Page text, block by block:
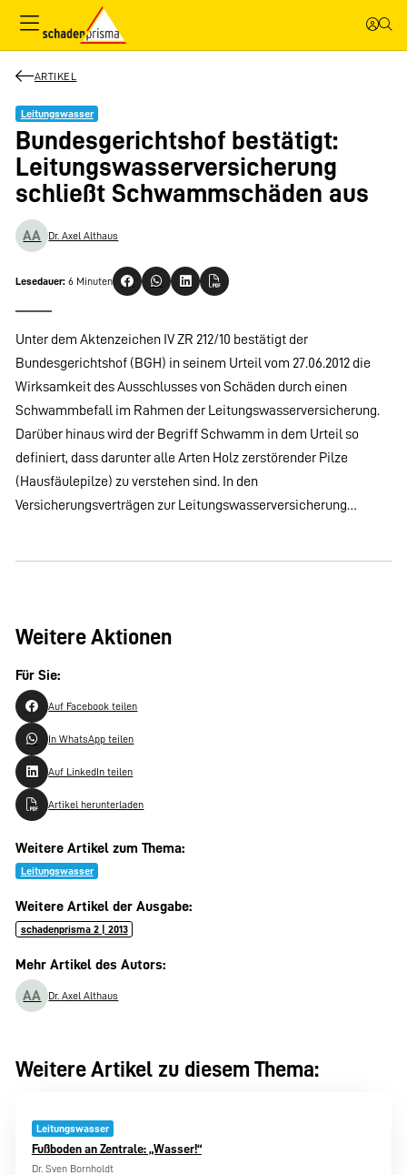
ARTIKEL
Leitungswasser
Bundesgerichtshof bestätigt:
Leitungswasserversicherung
schließt Schwammschäden aus
AA Dr. Axel Althaus
Lesedauer: 6 Minuten
Unter dem Aktenzeichen IV ZR 212/10 bestätigt der
Bundesgerichtshof (BGH) in seinem Urteil vom 27.06.2012 die
Wirksamkeit des Ausschlusses von Schäden durch einen
Schwammbefall im Rahmen der Leitungswasserversicherung.
Darüber hinaus wird der Begriff Schwamm in dem Urteil so
definiert, dass darunter alle Arten Holz zerstörender Pilze
(Hausfäulepilze) zu verstehen sind. In den
Versicherungsverträgen zur Leitungswasserversicherung…
Weitere Aktionen
Für Sie:
Auf Facebook teilen
In WhatsApp teilen
Auf LinkedIn teilen
Artikel herunterladen
Weitere Artikel zum Thema:
Leitungswasser
Weitere Artikel der Ausgabe:
schadenprisma 2 | 2013
Mehr Artikel des Autors:
AA Dr. Axel Althaus
Weitere Artikel zu diesem Thema:
Leitungswasser
Fußboden an Zentrale: „Wasser!“
Dr. Sven Bornholdt